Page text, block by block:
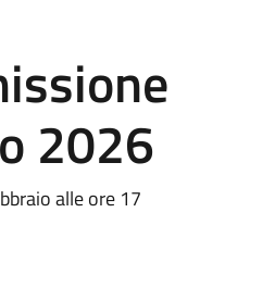
2026
alle ore 17